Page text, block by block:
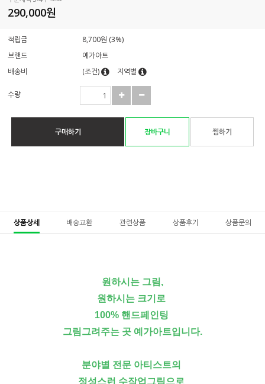
290,000원
적립금
8,700원 (3%)
브랜드
예가아트
배송비
(조건) 지역별
수량
구매하기 장바구니 찜하기
상품상세 배송교환 관련상품 상품후기 상품문의
원하시는 그림,
원하시는 크기로
100% 핸드페인팅
그림그려주는 곳 예가아트입니다.
분야별 전문 아티스트의
정성스런 수작업그림으로